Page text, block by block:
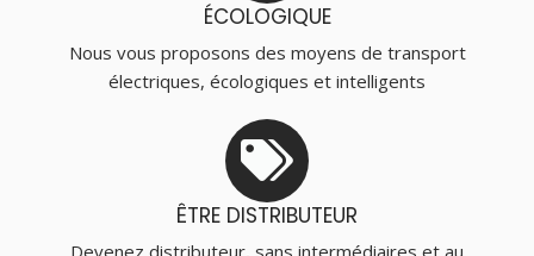
ÉCOLOGIQUE
Nous vous proposons des moyens de transport
électriques, écologiques et intelligents
ÊTRE DISTRIBUTEUR
Devenez distributeur, sans intermédiaires et au